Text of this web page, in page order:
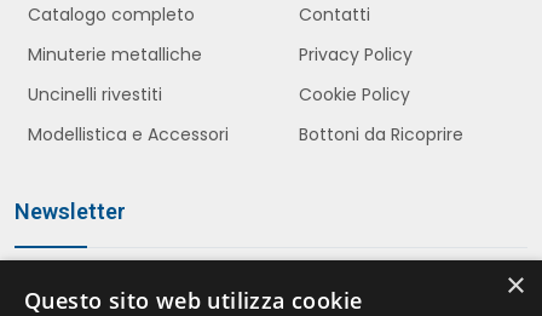
Catalogo completo
Minuterie metalliche
Uncinelli rivestiti
Modellistica e Accessori
Contatti
Privacy Policy
Cookie Policy
Bottoni da Ricoprire
Newsletter
×
Questo sito web utilizza cookie